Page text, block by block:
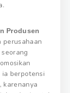
Produsen
ia berpotensi
karenanya